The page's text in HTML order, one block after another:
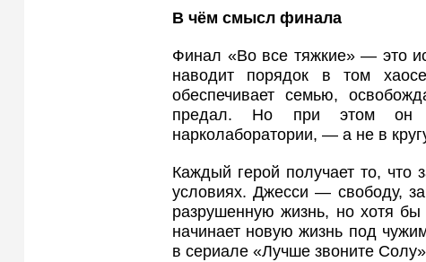
В чём смысл финала
Финал «Во все тяжкие» — это
наводит порядок в том
обеспечивает семью,
предал. Но при этом он
нарколаборатории, — а не в
Каждый герой получает то,
условиях. Джесси — свободу,
разрушенную жизнь, но хотя
начинает новую жизнь под
в сериале «Лучше звоните